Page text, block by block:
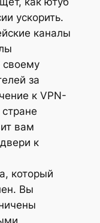
ускорить.
каналы
своему
за
к VPN-
вам
к
который
Вы